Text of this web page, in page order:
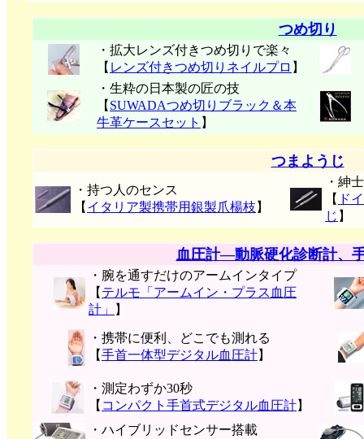
つめ切り
・拡大レンズ付きつめ切りで楽々
【 レンズ付きつめ切りネイルプロ 】
・生粋の日本製の匠の技
【 SUWADAつめ切りブラック＆本
牛革ケースセット 】
つまようじ
・持つ人のセンス
【 イタリア製携帯用銀製爪楊枝 】
・紳
【 ド
じ 】
血圧計―動脈硬化診断計、
・腕を通すだけのアームインタイプ
【 テルモ「アームイン・プラス血圧
計」
】
・携帯に便利、どこでも測れる
【手首一体型デジタル血圧計】
・測定わずか30秒
【 コンパクト手首式デジタル血圧計】
・ハイブリッドセンサー搭載